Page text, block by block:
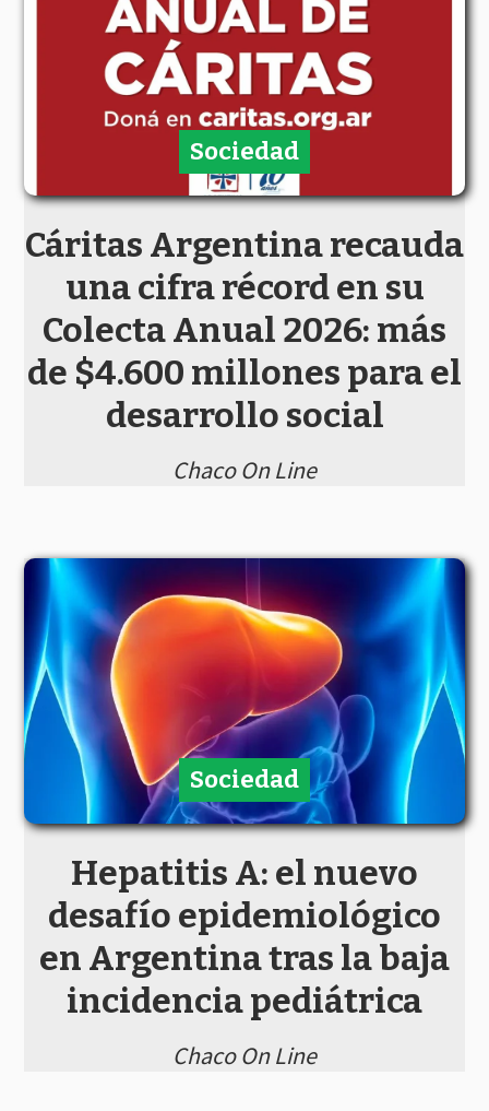
Cáritas Argentina recauda
una cifra récord en su
Colecta Anual 2026: más
de $4.600 millones para el
desarrollo social
Chaco On Line
Sociedad
Hepatitis A: el nuevo
desafío epidemiológico
en Argentina tras la baja
incidencia pediátrica
Chaco On Line
Sociedad